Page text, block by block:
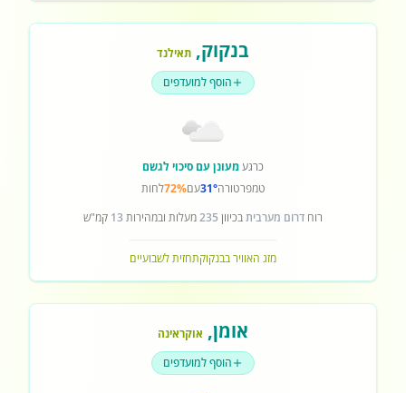
בנקוק, תאילנד
הוסף למועדפים
כרגעמעונן עם סיכוי לגשם
טמפרטורה31°עם72%לחות
רוח דרום מערביתבכיוון 235מעלות ובמהירות 13 קמ"ש
מזג האוויר בבנקוקתחזית לשבועיים
אומן, אוקראינה
הוסף למועדפים